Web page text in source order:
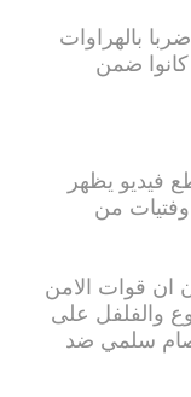
بالهراوات
ضمن
فيديو يظهر
من
ان قوات الامن
والفلفل على
سلمي ضد